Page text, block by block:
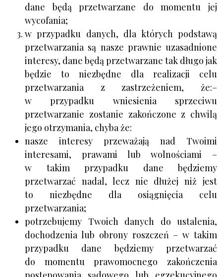
dane będą przetwarzane do momentu jej
wycofania;
w przypadku danych, dla których podstawą
przetwarzania są nasze prawnie uzasadnione
interesy, dane będą przetwarzane tak długo jak
będzie to niezbędne dla realizacji celu
przetwarzania z zastrzeżeniem, że:–
w przypadku wniesienia sprzeciwu
przetwarzanie zostanie zakończone z chwilą
jego otrzymania, chyba że:
nasze interesy przeważają nad Twoimi
interesami, prawami lub wolnościami –
w takim przypadku dane będziemy
przetwarzać nadal, lecz nie dłużej niż jest
to niezbędne dla osiągnięcia celu
przetwarzania;
potrzebujemy Twoich danych do ustalenia,
dochodzenia lub obrony roszczeń – w takim
przypadku dane będziemy przetwarzać
do momentu prawomocnego zakończenia